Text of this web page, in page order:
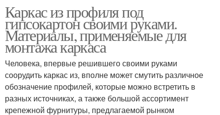
Каркас из профиля под
гипсокартон своими руками.
Материалы, применяемые для
монтажа каркаса
Человека, впервые решившего своими руками
соорудить каркас из, вполне может смутить различное
обозначение профилей, которые можно встретить в
разных источниках, а также большой ассортимент
крепежной фурнитуры, предлагаемой рынком